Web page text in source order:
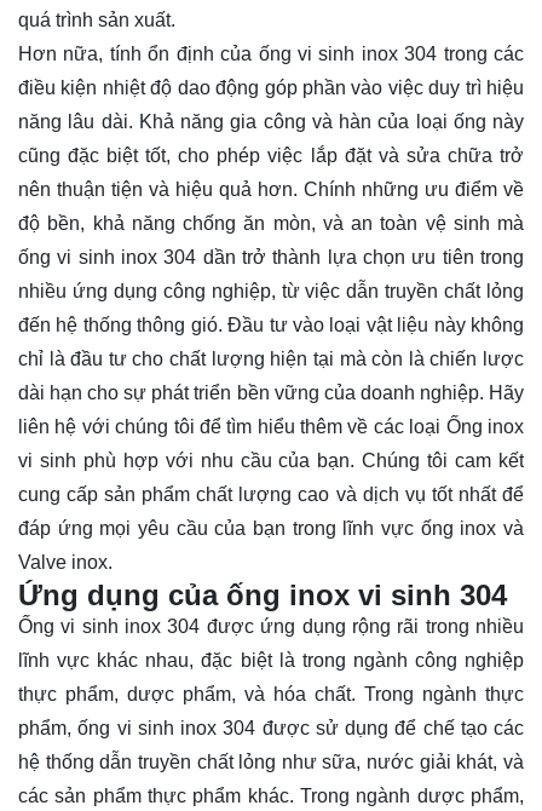
quá trình sản xuất.
Hơn nữa, tính ổn định của ống vi sinh inox 304 trong các
điều kiện nhiệt độ dao động góp phần vào việc duy trì hiệu
năng lâu dài. Khả năng gia công và hàn của loại ống này
cũng đặc biệt tốt, cho phép việc lắp đặt và sửa chữa trở
nên thuận tiện và hiệu quả hơn. Chính những ưu điểm về
độ bền, khả năng chống ăn mòn, và an toàn vệ sinh mà
ống vi sinh inox 304 dần trở thành lựa chọn ưu tiên trong
nhiều ứng dụng công nghiệp, từ việc dẫn truyền chất lỏng
đến hệ thống thông gió. Đầu tư vào loại vật liệu này không
chỉ là đầu tư cho chất lượng hiện tại mà còn là chiến lược
dài hạn cho sự phát triển bền vững của doanh nghiệp. Hãy
liên hệ với chúng tôi để tìm hiểu thêm về các loại Ống inox
vi sinh phù hợp với nhu cầu của bạn. Chúng tôi cam kết
cung cấp sản phẩm chất lượng cao và dịch vụ tốt nhất để
đáp ứng mọi yêu cầu của bạn trong lĩnh vực ống inox và
Valve inox.
Ứng dụng của ống inox vi sinh 304
Ống vi sinh inox 304 được ứng dụng rộng rãi trong nhiều
lĩnh vực khác nhau, đặc biệt là trong ngành công nghiệp
thực phẩm, dược phẩm, và hóa chất. Trong ngành thực
phẩm, ống vi sinh inox 304 được sử dụng để chế tạo các
hệ thống dẫn truyền chất lỏng như sữa, nước giải khát, và
các sản phẩm thực phẩm khác. Trong ngành dược phẩm,